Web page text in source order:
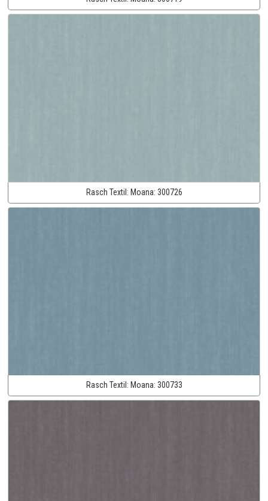
Rasch Textil: Moana: 300726
Rasch Textil: Moana: 300733